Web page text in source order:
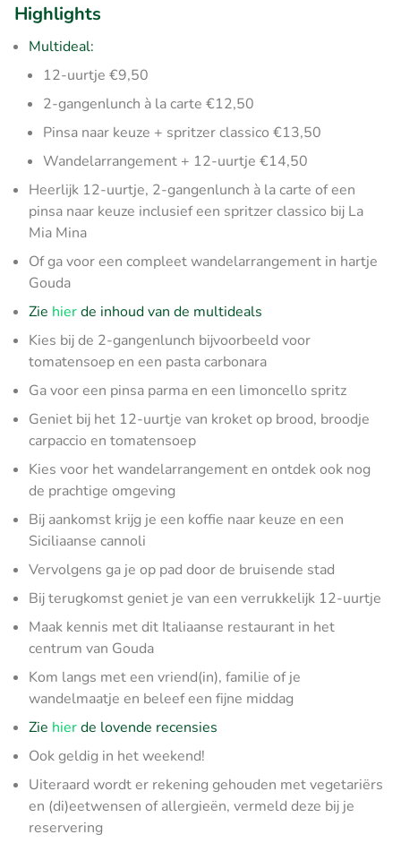
Highlights
Multideal:
12-uurtje €9,50
2-gangenlunch à la carte €12,50
Pinsa naar keuze + spritzer classico €13,50
Wandelarrangement + 12-uurtje €14,50
Heerlijk 12-uurtje, 2-gangenlunch à la carte of een
pinsa naar keuze inclusief een spritzer classico bij La
Mia Mina
Of ga voor een compleet wandelarrangement in hartje
Gouda
Zie hierde inhoud van de multideals
Kies bij de 2-gangenlunch bijvoorbeeld voor
tomatensoep en een pasta carbonara
Ga voor een pinsa parma en een limoncello spritz
Geniet bij het 12-uurtje van kroket op brood, broodje
carpaccio en tomatensoep
Kies voor het wandelarrangement en ontdek ook nog
de prachtige omgeving
Bij aankomst krijg je een koffie naar keuze en een
Siciliaanse cannoli
Vervolgens ga je op pad door de bruisende stad
Bij terugkomst geniet je van een verrukkelijk 12-uurtje
Maak kennis met dit Italiaanse restaurant in het
centrum van Gouda
Kom langs met een vriend(in), familie of je
wandelmaatje en beleef een fijne middag
Zie hierde lovende recensies
Ook geldig in het weekend!
Uiteraard wordt er rekening gehouden met vegetariërs
en (di)eetwensen of allergieën, vermeld deze bij je
reservering